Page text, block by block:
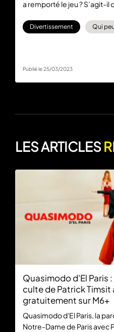
a remporté le jeu ? S’agit-il
des 5 experts ? La réponse
Divertissement Qui
Publié le 25/03/2023
LES ARTICLES
Quasimodo d'El Paris
culte de Patrick Timsit
gratuitement sur M6+
Quasimodo d'El Paris, la
Notre-Dame de Paris avec